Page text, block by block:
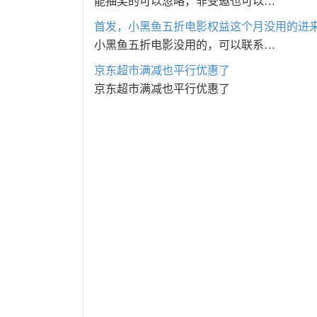
首发，小黑鱼五折电影权益这个月没用的进
小黑鱼五折电影没用的，可以联系…
京东超市满减也平行优惠了
京东超市满减也平行优惠了